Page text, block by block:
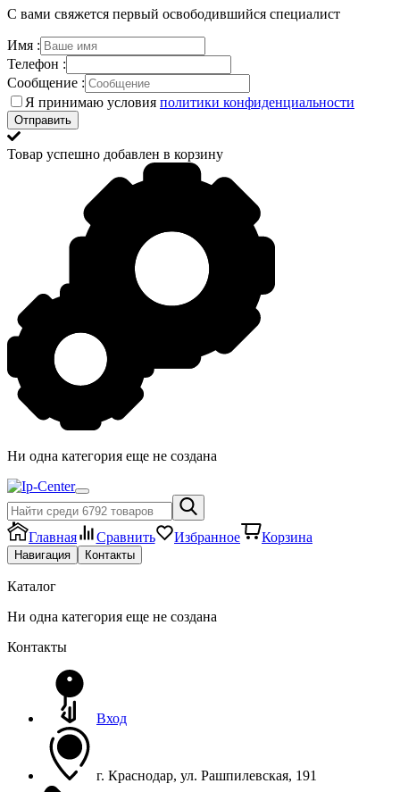
С вами свяжется первый освободившийся специалист
Имя :
Телефон :
Сообщение :
Я принимаю условия политики конфиденциальности
Товар успешно добавлен в корзину
Hи одна категория еще не создана
Главная Сравнить Избранное Корзина
Навигация Контакты
Каталог
Hи одна категория еще не создана
Контакты
Вход
г. Краснодар, ул. Рашпилевская, 191